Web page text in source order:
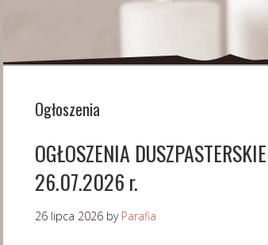
Ogłoszenia
OGŁOSZENIA
26.07.2026 r.
26 lipca 2026 by Parafia